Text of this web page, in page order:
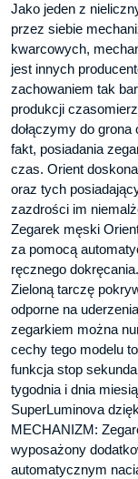
Jako jeden z
przez siebie
kwarcowych,
jest innych
zachowaniem tak
produkcji
dołączymy do
fakt, posiadania
czas. Orient
oraz tych
zazdrości im
Zegarek męski
za pomocą
ręcznego
Zieloną tarczę
odporne na
zegarkiem można
cechy tego modelu
funkcja stop
tygodnia i dnia
SuperLuminova
MECHANIZM:
wyposażony
automatycznym